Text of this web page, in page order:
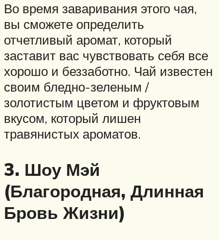
Во время заваривания этого чая,
вы сможете определить
отчетливый аромат, который
заставит вас чувствовать себя все
хорошо и беззаботно. Чай известен
своим бледно-зеленым /
золотистым цветом и фруктовым
вкусом, который лишен
травянистых ароматов.
3. Шоу Мэй
(Благородная, Длинная
Бровь Жизни)